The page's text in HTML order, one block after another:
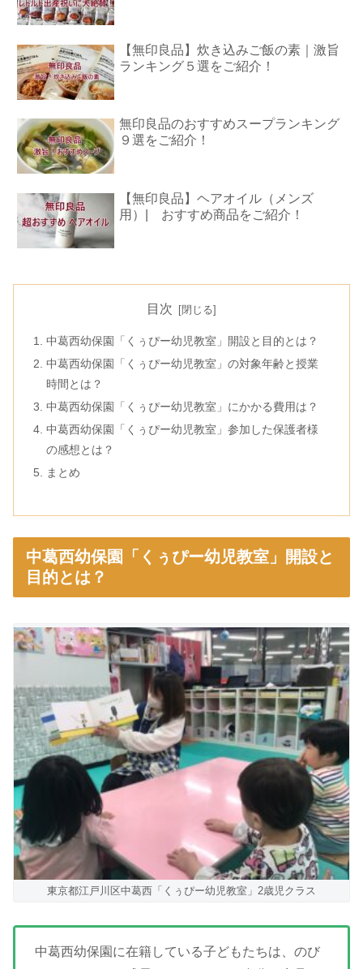
【無印良品】炊き込みご飯の素｜激旨
ランキング５選をご紹介！
無印良品のおすすめスープランキング
９選をご紹介！
【無印良品】ヘアオイル（メンズ
用）| おすすめ商品をご紹介！
目次
中葛西幼保園「くぅぴー幼児教室」開設と目的とは？
中葛西幼保園「くぅぴー幼児教室」の対象年齢と授業
時間とは？
中葛西幼保園「くぅぴー幼児教室」にかかる費用は？
中葛西幼保園「くぅぴー幼児教室」参加した保護者様
の感想とは？
まとめ
中葛西幼保園「くぅぴー幼児教室」開設と
目的とは？
東京都江戸川区中葛西「くぅぴー幼児教室」2歳児クラス
中葛西幼保園に在籍している子どもたちは、のび